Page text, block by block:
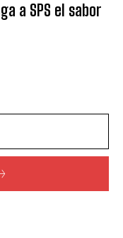
a SPS el sabor